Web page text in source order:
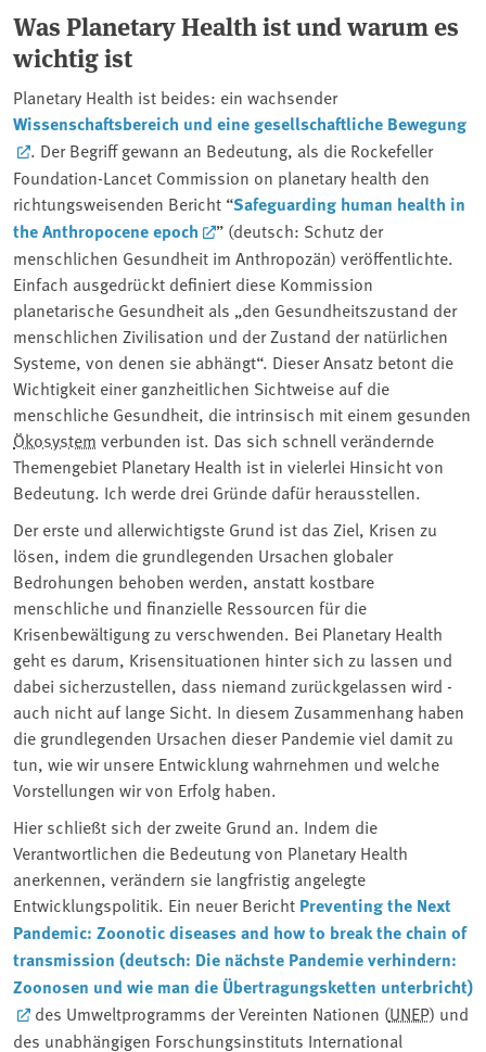
Was Planetary Health ist und warum es
wichtig ist
Planetary Health ist beides: ein wachsender
Wissenschaftsbereich und eine gesellschaftliche Bewegung
. Der Begriff gewann an Bedeutung, als die Rockefeller
Foundation-Lancet Commission on planetary health den
richtungsweisenden Bericht “Safeguarding human health in
the Anthropocene epoch
” (deutsch: Schutz der
menschlichen Gesundheit im Anthropozän) veröffentlichte.
Einfach ausgedrückt definiert diese Kommission
planetarische Gesundheit als „den Gesundheitszustand der
menschlichen Zivilisation und der Zustand der natürlichen
Systeme, von denen sie abhängt“. Dieser Ansatz betont die
Wichtigkeit einer ganzheitlichen Sichtweise auf die
menschliche Gesundheit, die intrinsisch mit einem gesunden
Ökosystem verbunden ist. Das sich schnell verändernde
Themengebiet Planetary Health ist in vielerlei Hinsicht von
Bedeutung. Ich werde drei Gründe dafür herausstellen.
Der erste und allerwichtigste Grund ist das Ziel, Krisen zu
lösen, indem die grundlegenden Ursachen globaler
Bedrohungen behoben werden, anstatt kostbare
menschliche und finanzielle Ressourcen für die
Krisenbewältigung zu verschwenden. Bei Planetary Health
geht es darum, Krisensituationen hinter sich zu lassen und
dabei sicherzustellen, dass niemand zurückgelassen wird -
auch nicht auf lange Sicht. In diesem Zusammenhang haben
die grundlegenden Ursachen dieser Pandemie viel damit zu
tun, wie wir unsere Entwicklung wahrnehmen und welche
Vorstellungen wir von Erfolg haben.
Hier schließt sich der zweite Grund an. Indem die
Verantwortlichen die Bedeutung von Planetary Health
anerkennen, verändern sie langfristig angelegte
Entwicklungspolitik. Ein neuer Bericht Preventing the Next
Pandemic: Zoonotic diseases and how to break the chain of
transmission (deutsch: Die nächste Pandemie verhindern:
Zoonosen und wie man die Übertragungsketten unterbricht)
des Umweltprogramms der Vereinten Nationen (UNEP) und
des unabhängigen Forschungsinstituts International